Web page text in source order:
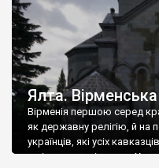
Ялта.
Вірменія першою серед
як державну релігію, й на
українців, які усіх
є відданими вірянами